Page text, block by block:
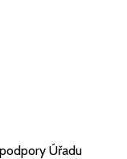
Úřadu